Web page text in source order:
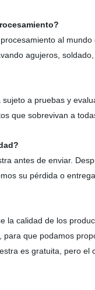
al
agujeros,
a pruebas y
que sobrevivan a
antes de enviar.
su pérdida o
la calidad de los
que podamos
es gratuita, pero